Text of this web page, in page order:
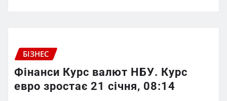
БІЗНЕС
Фінанси Курс валют НБУ. Курс
евро зростає 21 січня, 08:14